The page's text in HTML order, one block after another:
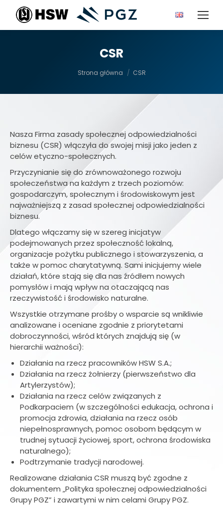
CSR
Strona główna CSR
Nasza Firma zasady społecznej odpowiedzialności
biznesu (CSR) włączyła do swojej misji jako jeden z
celów etyczno-społecznych.
Przyczynianie się do zrównoważonego rozwoju
społeczeństwa na każdym z trzech poziomów:
gospodarczym, społecznym i środowiskowym jest
najważniejszą z zasad społecznej odpowiedzialności
biznesu.
Dlatego włączamy się w szereg inicjatyw
podejmowanych przez społeczność lokalną,
organizacje pożytku publicznego i stowarzyszenia, a
także w pomoc charytatywną. Sami inicjujemy wiele
działań, które stają się dla nas źródłem nowych
pomysłów i mają wpływ na otaczającą nas
rzeczywistość i środowisko naturalne.
Wszystkie otrzymane prośby o wsparcie są wnikliwie
analizowane i oceniane zgodnie z priorytetami
dobroczynności, wśród których znajdują się (w
hierarchii ważności):
Działania na rzecz pracowników HSW S.A.;
Działania na rzecz żołnierzy (pierwszeństwo dla
Artylerzystów);
Działania na rzecz celów związanych z
Podkarpaciem (w szczególności edukacja, ochrona i
promocja zdrowia, działania na rzecz osób
niepełnosprawnych, pomoc osobom będącym w
trudnej sytuacji życiowej, sport, ochrona środowiska
naturalnego);
Podtrzymanie tradycji narodowej.
Realizowane działania CSR muszą być zgodne z
dokumentem „Polityka społecznej odpowiedzialności
Grupy PGZ” i zawartymi w nim celami Grupy PGZ.